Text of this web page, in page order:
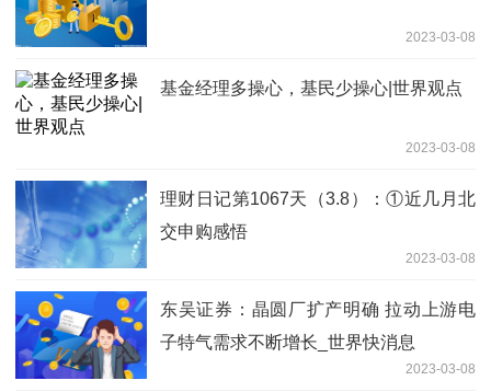
2023-03-08
基金经理多操心，基民少操心|世界观点
2023-03-08
理财日记第1067天（3.8）：①近几月北
交申购感悟
2023-03-08
东吴证券：晶圆厂扩产明确 拉动上游电
子特气需求不断增长_世界快消息
2023-03-08